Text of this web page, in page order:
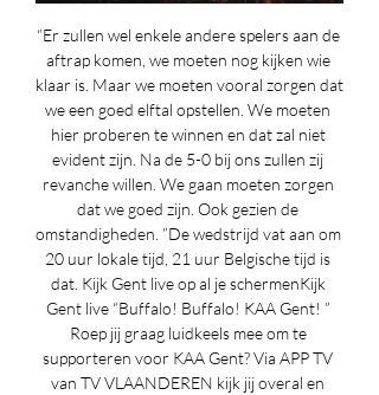
“Er zullen wel enkele andere spelers aan de
aftrap komen, we moeten nog kijken wie
klaar is. Maar we moeten vooral zorgen dat
we een goed elftal opstellen. We moeten
hier proberen te winnen en dat zal niet
evident zijn. Na de 5-0 bij ons zullen zij
revanche willen. We gaan moeten zorgen
dat we goed zijn. Ook gezien de
omstandigheden. ”De wedstrijd vat aan om
20 uur lokale tijd, 21 uur Belgische tijd is
dat. Kijk Gent live op al je schermenKijk
Gent live “Buffalo! Buffalo! KAA Gent! ”
Roep jij graag luidkeels mee om te
supporteren voor KAA Gent? Via APP TV
van TV VLAANDEREN kijk jij overal en